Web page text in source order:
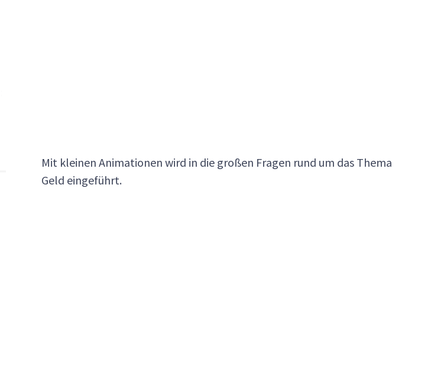
Mit kleinen Animationen wird in die großen Fragen rund um das Thema
Geld eingeführt.